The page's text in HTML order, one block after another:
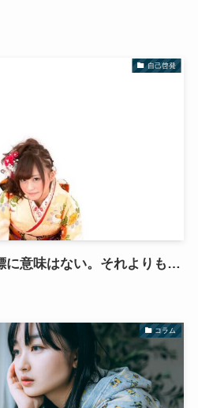
自己啓発
に意味はない。それよりも…
コラム